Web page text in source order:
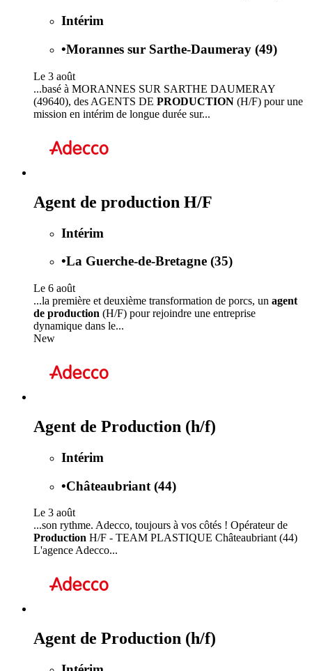
Intérim
•Morannes sur Sarthe-Daumeray (49)
Le 3 août
...basé à MORANNES SUR SARTHE DAUMERAY
(49640), des AGENTS DE PRODUCTION (H/F) pour une
mission en intérim de longue durée sur...
Agent de production H/F
Intérim
•La Guerche-de-Bretagne (35)
Le 6 août
...la première et deuxième transformation de porcs, un agent
de production (H/F) pour rejoindre une entreprise
dynamique dans le...
New
Agent de Production (h/f)
Intérim
•Châteaubriant (44)
Le 3 août
...son rythme. Adecco, toujours à vos côtés ! Opérateur de
Production H/F - TEAM PLASTIQUE Châteaubriant (44)
L'agence Adecco...
Agent de Production (h/f)